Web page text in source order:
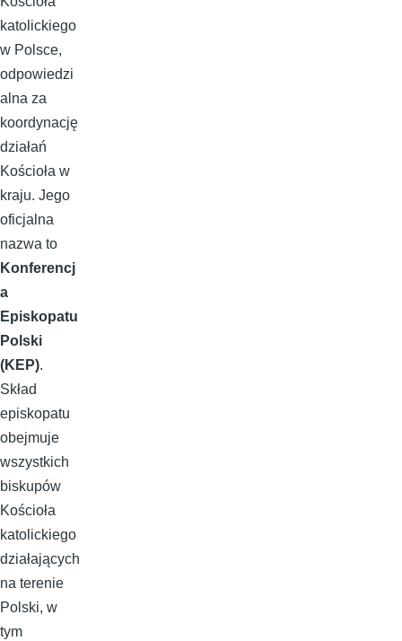
katolickiego
w Polsce,
odpowiedzi
alna za
koordynację
działań
Kościoła w
kraju. Jego
oficjalna
nazwa to
Konferencj
a
Episkopatu
Polski
(KEP).
Skład
episkopatu
obejmuje
wszystkich
biskupów
Kościoła
katolickiego
działających
na terenie
Polski, w
tym